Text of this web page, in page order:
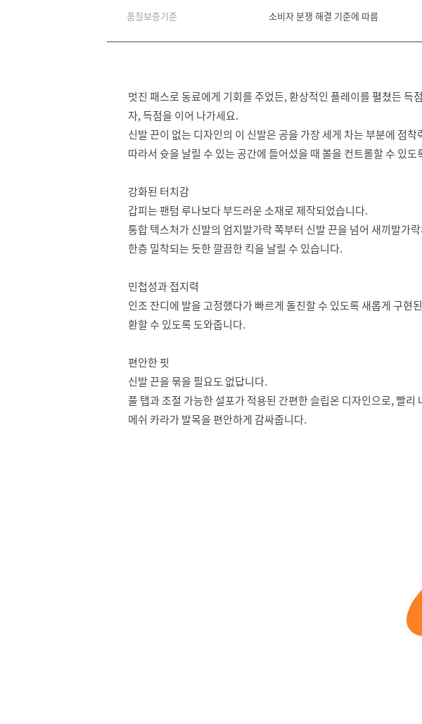
품질보증기준
소비자 분쟁 해결 기준에 따름
멋진 패스로 동료에게 기회를 주었든, 환상적인 플레이를 펼쳤든 득
자, 득점을 이어 나가세요.
신발 끈이 없는 디자인의 이 신발은 공을 가장 세게 차는 부분에 점
따라서 슛을 날릴 수 있는 공간에 들어섰을 때 볼을 컨트롤할 수 있
강화된 터치감
갑피는 팬텀 루나보다 부드러운 소재로 제작되었습니다.
통합 텍스처가 신발의 엄지발가락 쪽부터 신발 끈을 넘어 새끼발가
한층 밀착되는 듯한 깔끔한 킥을 날릴 수 있습니다.
민첩성과 접지력
인조 잔디에 발을 고정했다가 빠르게 돌진할 수 있도록 새롭게 구현
환할 수 있도록 도와줍니다.
편안한 핏
신발 끈을 묶을 필요도 없답니다.
풀 탭과 조절 가능한 설포가 적용된 간편한 슬립온 디자인으로, 빨리
메쉬 카라가 발목을 편안하게 감싸줍니다.